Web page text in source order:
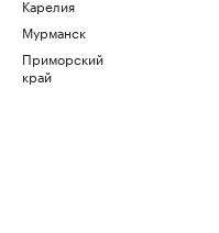
Карелия
Мурманск
Приморский
край